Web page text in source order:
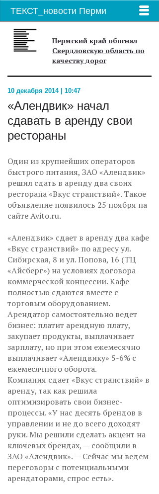
ТЕКСТ_новости Перми
Пермский край обогнал
Свердловскую область по
качеству дорог
10 декабря 2014 | 10:47
«Алендвик» начал
сдавать в аренду свои
рестораны
Один из крупнейших операторов
быстрого питания, ЗАО «Алендвик»
решил сдать в аренду два своих
ресторана «Вкус странствий». Такое
объявление появилось 25 ноября на
сайте Avito.ru.
«Алендвик» сдает в аренду два кафе
«Вкус странствий» по адресу ул.
Сибирская, 8 и ул. Попова, 16 (ТЦ
«Айсберг») на условиях договора
коммерческой концессии. Кафе
полностью сдаются вместе с
торговым оборудованием.
Арендатор самостоятельно ведет
бизнес: платит арендную плату,
закупает продукты, выплачивает
зарплату, но при этом ежемесячно
выплачивает «Алендвику» 5-6% с
ежемесячного оборота.
Компания сдает «Вкус странствий» в
аренду, так как решила
оптимизировать свои бизнес-
процессы. «У нас десять брендов в
управлении и не до всего доходят
руки. Мы решили сделать акцент на
ключевых брендах, — сообщили в
ЗАО «Алендвик». — Сейчас мы ведем
переговоры с потенциальными
арендаторами, спрос есть».